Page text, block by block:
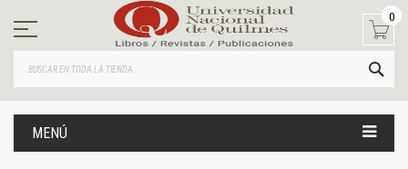
contenido
0
MENÚ